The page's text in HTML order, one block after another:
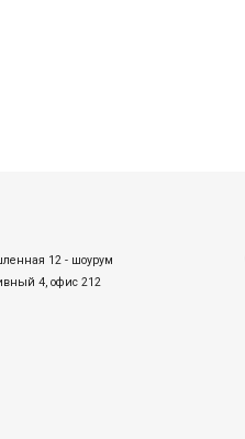
12 - шоурум
4, офис 212